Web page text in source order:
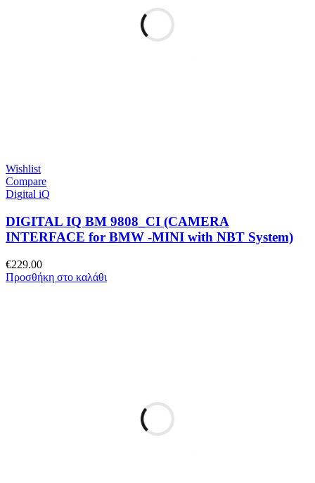
Wishlist
Compare
Digital iQ
DIGITAL IQ BM 9808_CI (CAMERA
INTERFACE for BMW -MINI with NBT System)
€229.00
Προσθήκη στο καλάθι